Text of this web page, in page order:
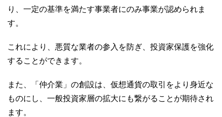
り、一定の基準を満たす事業者にのみ事業が認められま
す。
これにより、悪質な業者の参入を防ぎ、投資家保護を強化
することができます。
また、「仲介業」の創設は、仮想通貨の取引をより身近な
ものにし、一般投資家層の拡大にも繋がることが期待され
ます。